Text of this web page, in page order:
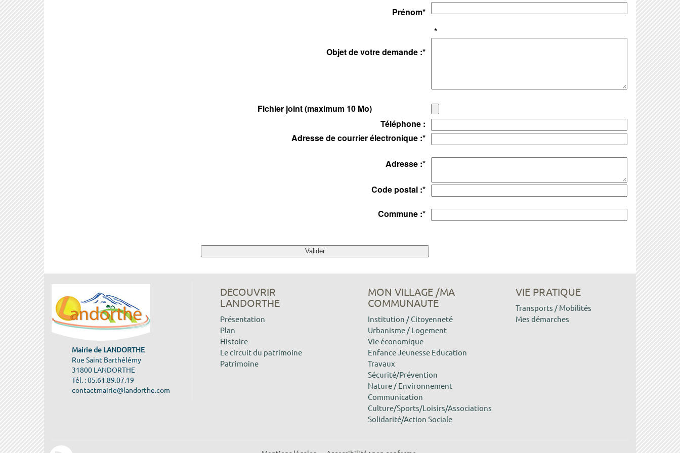
Prénom*
Objet de votre demande :*
*
Fichier joint (maximum 10 Mo)
Téléphone :
Adresse de courrier électronique :*
Adresse :*
Code postal :*
Commune :*
Mairie de LANDORTHE
Rue Saint Barthélémy
31800 LANDORTHE
Tél. : 05.61.89.07.19
contactmairie@landorthe.com
DECOUVRIR
LANDORTHE
Présentation
Plan
Histoire
Le circuit du patrimoine
Patrimoine
MON VILLAGE /MA
COMMUNAUTE
Institution / Citoyenneté
Urbanisme / Logement
Vie économique
Enfance Jeunesse Education
Travaux
Sécurité/Prévention
Nature / Environnement
Communication
Culture/Sports/Loisirs/Associations
Solidarité/Action Sociale
VIE PRATIQUE
Transports / Mobilités
Mes démarches